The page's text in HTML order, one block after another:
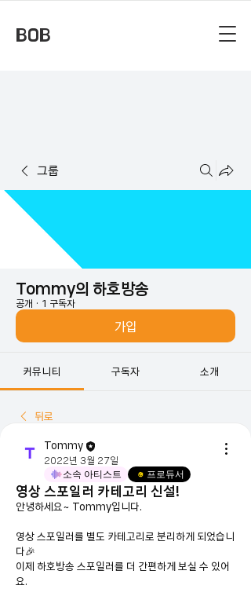
BOB
그룹
Tommy의 하호방송
공개 · 1 구독자
가입
커뮤니티 구독자 소개
뒤로
Tommy
2022년 3월 27일
소속 아티스트 프로듀서
영상 스포일러 카테고리 신설!
안녕하세요~ Tommy입니다.
영상 스포일러를 별도 카테고리로 분리하게 되었습니
다🎉
이제 하호방송 스포일러를 더 간편하게 보실 수 있어
요.